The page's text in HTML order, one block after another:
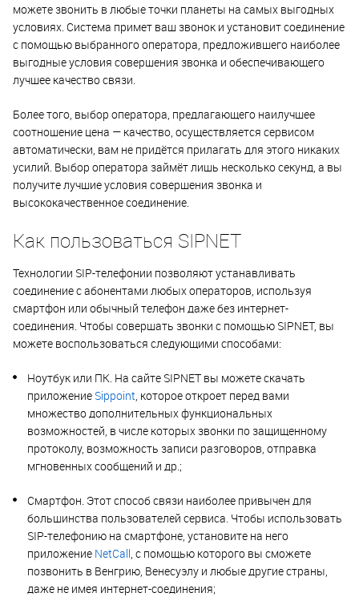
можете звонить в любые точки планеты на самых выгодных
условиях. Система примет ваш звонок и установит соединение
с помощью выбранного оператора, предложившего наиболее
выгодные условия совершения звонка и обеспечивающего
лучшее качество связи.
Более того, выбор оператора, предлагающего наилучшее
соотношение цена — качество, осуществляется сервисом
автоматически, вам не придётся прилагать для этого никаких
усилий. Выбор оператора займёт лишь несколько секунд, а вы
получите лучшие условия совершения звонка и
высококачественное соединение.
Как пользоваться SIPNET
Технологии SIP-телефонии позволяют устанавливать
соединение с абонентами любых операторов, используя
смартфон или обычный телефон даже без интернет-
соединения. Чтобы совершать звонки с помощью SIPNET, вы
можете воспользоваться следующими способами:
Ноутбук или ПК. На сайте SIPNET вы можете скачать
приложение Sippoint, которое откроет перед вами
множество дополнительных функциональных
возможностей, в числе которых звонки по защищенному
протоколу, возможность записи разговоров, отправка
мгновенных сообщений и др.;
Смартфон. Этот способ связи наиболее привычен для
большинства пользователей сервиса. Чтобы использовать
SIP-телефонию на смартфоне, установите на него
приложение NetCall, с помощью которого вы сможете
позвонить в Венгрию, Венесуэлу и любые другие страны,
даже не имея интернет-соединения;